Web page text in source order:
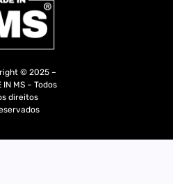
© 2025 –
IN MS – Todos
direitos